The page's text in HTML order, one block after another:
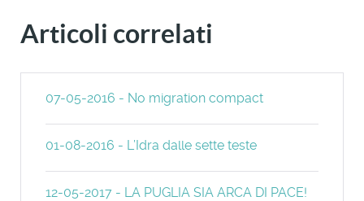
Articoli correlati
07-05-2016 - No migration compact
01-08-2016 - L’Idra dalle sette teste
12-05-2017 - LA PUGLIA SIA ARCA DI PACE!